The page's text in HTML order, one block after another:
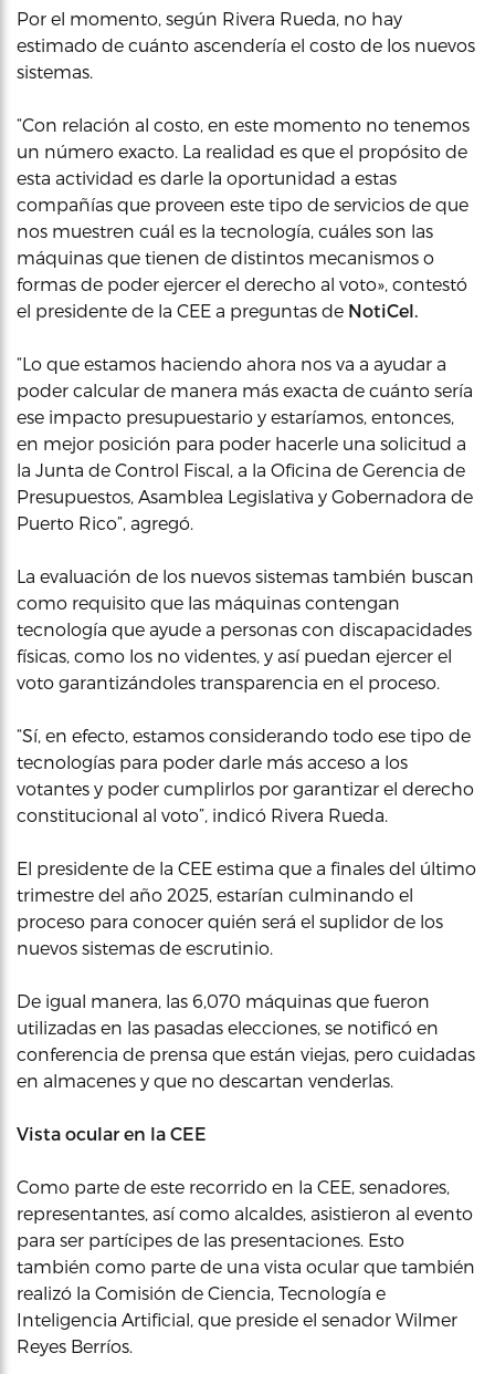
Por el momento, según Rivera Rueda, no hay
estimado de cuánto ascendería el costo de los nuevos
sistemas.
“Con relación al costo, en este momento no tenemos
un número exacto. La realidad es que el propósito de
esta actividad es darle la oportunidad a estas
compañías que proveen este tipo de servicios de que
nos muestren cuál es la tecnología, cuáles son las
máquinas que tienen de distintos mecanismos o
formas de poder ejercer el derecho al voto», contestó
el presidente de la CEE a preguntas de NotiCel.
“Lo que estamos haciendo ahora nos va a ayudar a
poder calcular de manera más exacta de cuánto sería
ese impacto presupuestario y estaríamos, entonces,
en mejor posición para poder hacerle una solicitud a
la Junta de Control Fiscal, a la Oficina de Gerencia de
Presupuestos, Asamblea Legislativa y Gobernadora de
Puerto Rico”, agregó.
La evaluación de los nuevos sistemas también buscan
como requisito que las máquinas contengan
tecnología que ayude a personas con discapacidades
físicas, como los no videntes, y así puedan ejercer el
voto garantizándoles transparencia en el proceso.
“Sí, en efecto, estamos considerando todo ese tipo de
tecnologías para poder darle más acceso a los
votantes y poder cumplirlos por garantizar el derecho
constitucional al voto”, indicó Rivera Rueda.
El presidente de la CEE estima que a finales del último
trimestre del año 2025, estarían culminando el
proceso para conocer quién será el suplidor de los
nuevos sistemas de escrutinio.
De igual manera, las 6,070 máquinas que fueron
utilizadas en las pasadas elecciones, se notificó en
conferencia de prensa que están viejas, pero cuidadas
en almacenes y que no descartan venderlas.
Vista ocular en la CEE
Como parte de este recorrido en la CEE, senadores,
representantes, así como alcaldes, asistieron al evento
para ser partícipes de las presentaciones. Esto
también como parte de una vista ocular que también
realizó la Comisión de Ciencia, Tecnología e
Inteligencia Artificial, que preside el senador Wilmer
Reyes Berríos.